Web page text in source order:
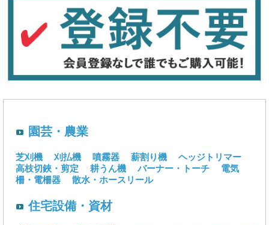
園芸・農業
芝刈機 刈払機 噴霧器 薪割り機
ヘッジトリマー
高枝切鋏・剪定
耕うん機 バーナー・トーチ
電気
柵・電柵器
散水・ホースリール
住宅設備・資材